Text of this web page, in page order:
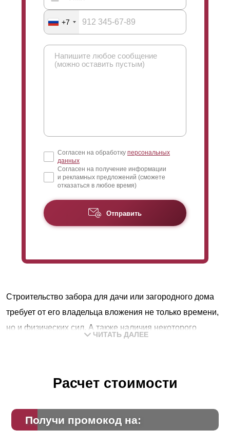
+7
Согласен на обработку персональных
данных
Согласен на получение информации
и рекламных предложений (сможете
отказаться в любое время)
Отправить
Строительство забора для дачи или загородного дома
требует от его владельца вложения не только времени,
но и физических сил. А также наличия некоторого
которые умеют все делать своими руками,
Но не у всех людей есть такой опыт и такие знания. И
ЧИТАТЬ ДАЛЕЕ
Расчет стоимости
Получи промокод на: